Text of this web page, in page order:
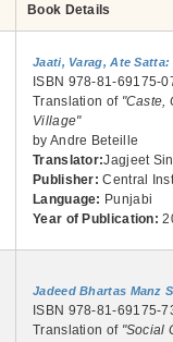
Book Details
Jaati, Varag, Ate
ISBN 978-81-69175-
Translation of "Caste,
Village"
by Andre Beteille
Translator:Jagjeet
Publisher: Central
Language: Punjabi
Year of Publication:
Jadeed Bhartas Manz
ISBN 978-81-69175-
Translation of "Social